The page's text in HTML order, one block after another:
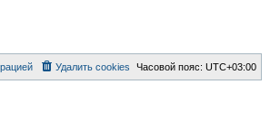
Часовой пояс: UTC+03:00
Удалить cookies